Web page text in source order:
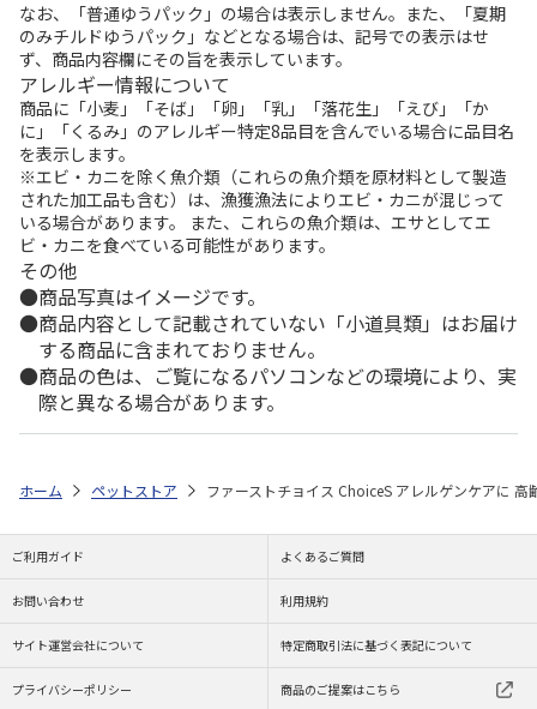
なお、「普通ゆうパック」の場合は表示しません。また、「夏期
のみチルドゆうパック」などとなる場合は、記号での表示はせ
ず、商品内容欄にその旨を表示しています。
アレルギー情報について
商品に「小麦」「そば」「卵」「乳」「落花生」「えび」「か
に」「くるみ」のアレルギー特定8品目を含んでいる場合に品目名
を表示します。
※エビ・カニを除く魚介類（これらの魚介類を原材料として製造
された加工品も含む）は、漁獲漁法によりエビ・カニが混じって
いる場合があります。 また、これらの魚介類は、エサとしてエ
ビ・カニを食べている可能性があります。
その他
商品写真はイメージです。
商品内容として記載されていない「小道具類」はお届け
する商品に含まれておりません。
商品の色は、ご覧になるパソコンなどの環境により、実
際と異なる場合があります。
ホーム ペットストア ファーストチョイス ChoiceS アレルゲンケアに 高
ご利用ガイド よくあるご質問
お問い合わせ 利用規約
サイト運営会社について 特定商取引法に基づく表記について
プライバシーポリシー 商品のご提案はこちら